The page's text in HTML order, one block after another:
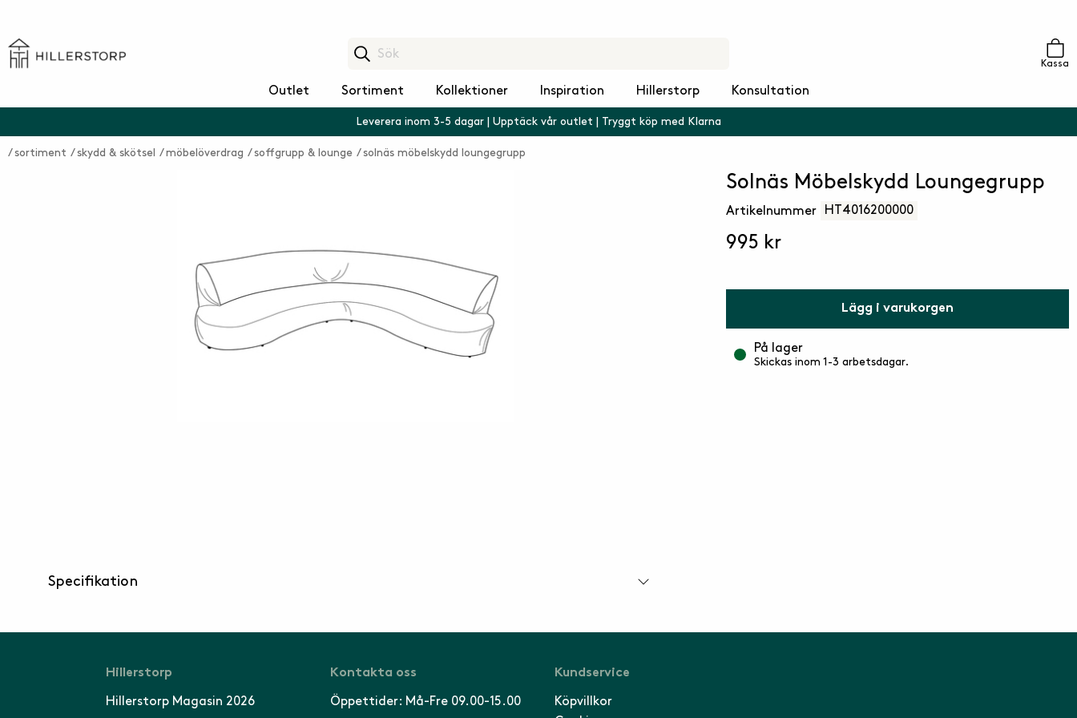
Kassa
Outlet Sortiment Kollektioner Inspiration Hillerstorp Konsultation
Leverera inom 3-5 dagar | Upptäck vår outlet | Tryggt köp med Klarna
sortiment skydd & skötsel möbelöverdrag soffgrupp & lounge solnäs möbelskydd loungegrupp
Solnäs Möbelskydd Loungegrupp
Artikelnummer HT4016200000
995 kr
Lägg i varukorgen
På lager
Skickas inom 1-3 arbetsdagar.
Specifikation
Hillerstorp
Hillerstorp Magasin 2026
Kontakta oss
Öppettider: Må-Fre 09.00-15.00
Kundservice
Köpvillkor